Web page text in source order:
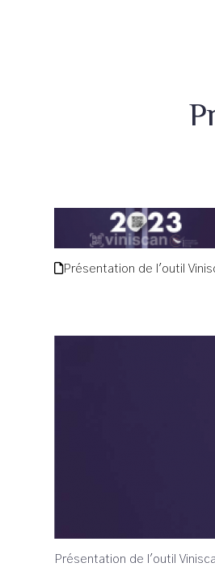
Présentation de l'outil
Présentation de l'outil